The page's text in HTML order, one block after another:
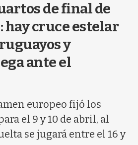
de final de
hay cruce estelar
y
ante el
europeo fijó los
el 9 y 10 de abril, al
se jugará entre el 16 y